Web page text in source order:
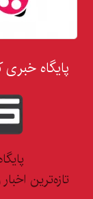
پایگاه خبری
تازه‌ترین